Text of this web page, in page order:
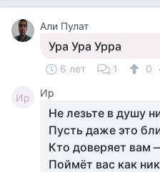
Али Пулат
Ура Ура Урра
6 лет 1 0
Ир Ир
Не лезьте в душу
Пусть даже это
Кто доверяет вам
Поймёт вас как